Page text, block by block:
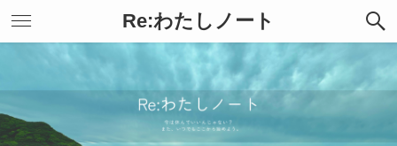
Re:わたしノート